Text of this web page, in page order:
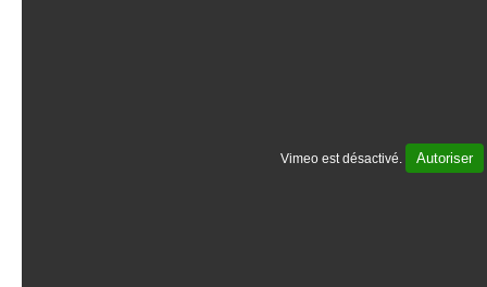
Vimeo est désactivé. Autoriser